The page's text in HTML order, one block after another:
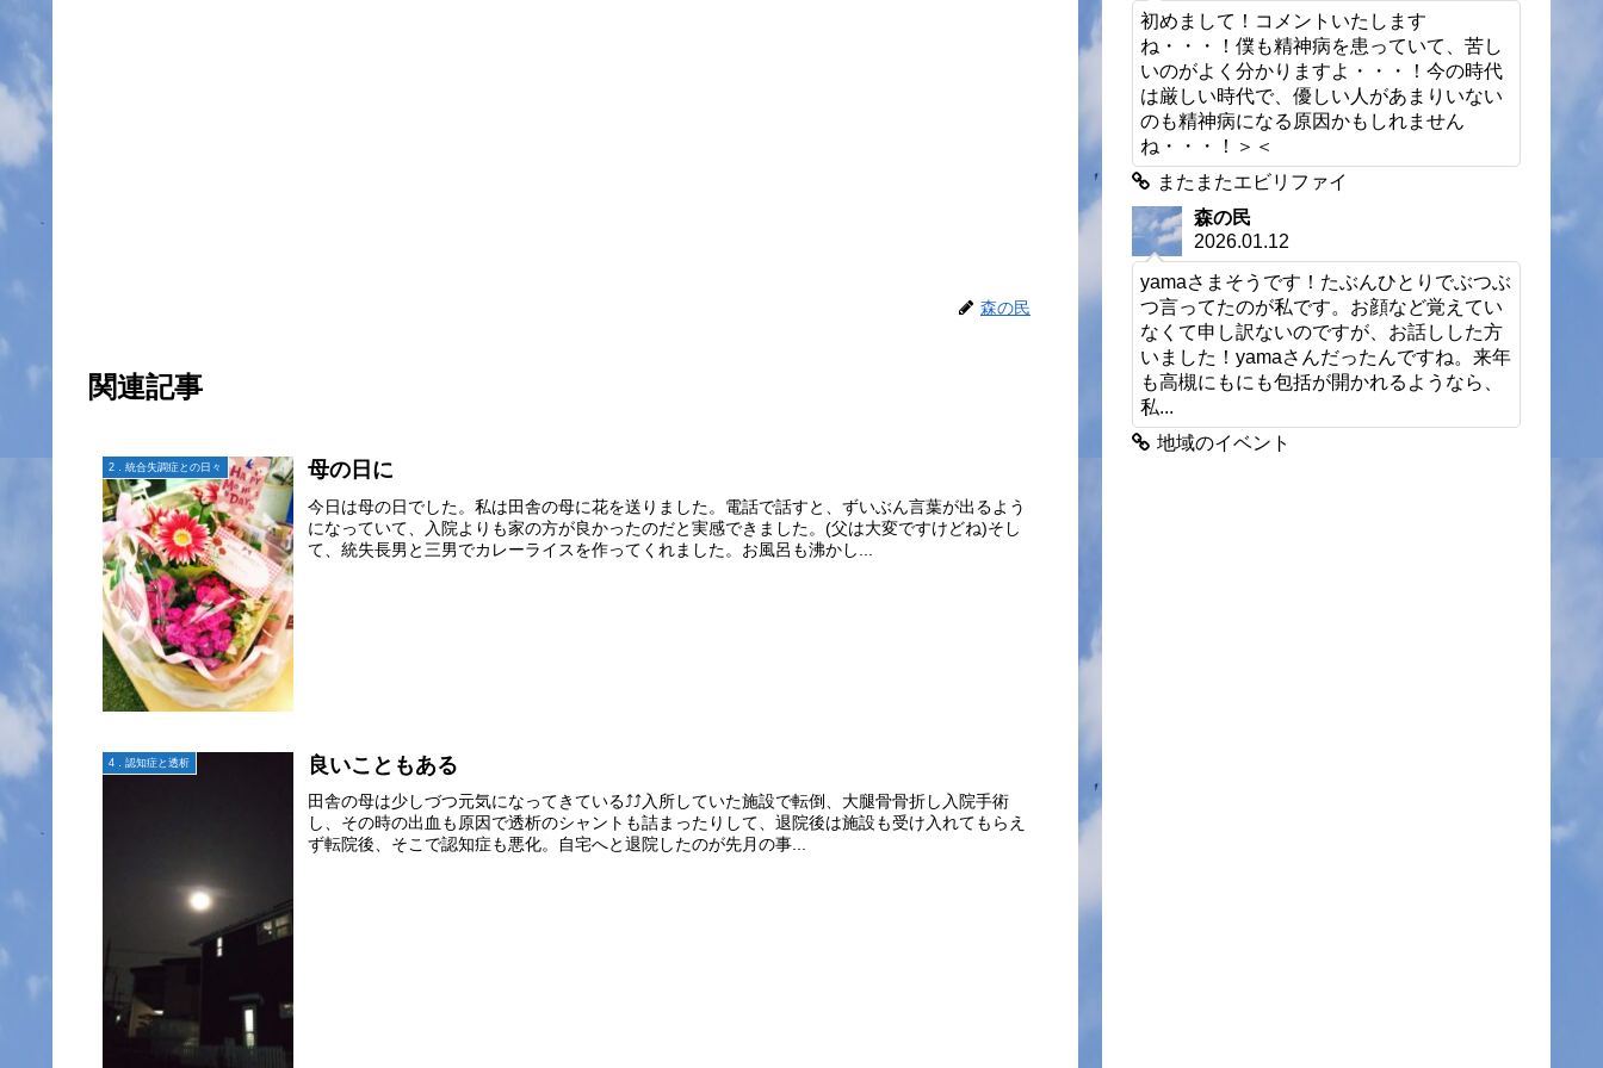
森の民
関連記事
2．統合失調症との日々 母の日に
今日は母の日でした。私は田舎の母に花を送りました。電話で話すと、ずいぶん言葉が出るよう
になっていて、入院よりも家の方が良かったのだと実感できました。(父は大変ですけどね)そし
て、統失長男と三男でカレーライスを作ってくれました。お風呂も沸かし...
4．認知症と透析 良いこともある
田舎の母は少しづつ元気になってきている⤴︎︎︎⤴︎︎入所していた施設で転倒、大腿骨骨折し入院手術
し、その時の出血も原因で透析のシャントも詰まったりして、退院後は施設も受け入れてもらえ
ず転院後、そこで認知症も悪化。自宅へと退院したのが先月の事...
初めまして！コメントいたします
ね・・・！僕も精神病を患っていて、苦し
いのがよく分かりますよ・・・！今の時代
は厳しい時代で、優しい人があまりいない
のも精神病になる原因かもしれません
ね・・・！＞＜
またまたエビリファイ
森の民
2026.01.12
yamaさまそうです！たぶんひとりでぶつぶ
つ言ってたのが私です。お顔など覚えてい
なくて申し訳ないのですが、お話しした方
いました！yamaさんだったんですね。来年
も高槻にもにも包括が開かれるようなら、
私...
地域のイベント